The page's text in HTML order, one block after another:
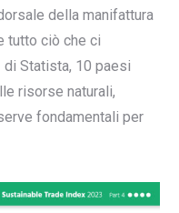
della manifattura
tutto ciò che ci
Statista, 10 paesi
risorse naturali,
fondamentali per